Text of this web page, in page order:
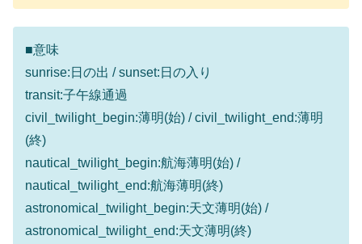
■意味
sunrise:日の出 / sunset:日の入り
transit:子午線通過
civil_twilight_begin:薄明(始) / civil_twilight_end:薄明
(終)
nautical_twilight_begin:航海薄明(始) /
nautical_twilight_end:航海薄明(終)
astronomical_twilight_begin:天文薄明(始) /
astronomical_twilight_end:天文薄明(終)